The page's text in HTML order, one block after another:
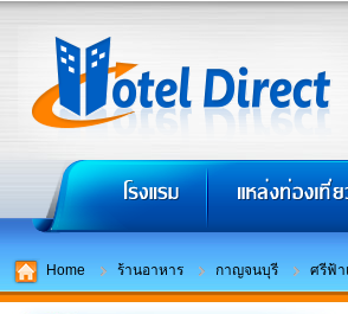
Home ร้านอาหาร กาญจนบุรี ศรีฟ้า